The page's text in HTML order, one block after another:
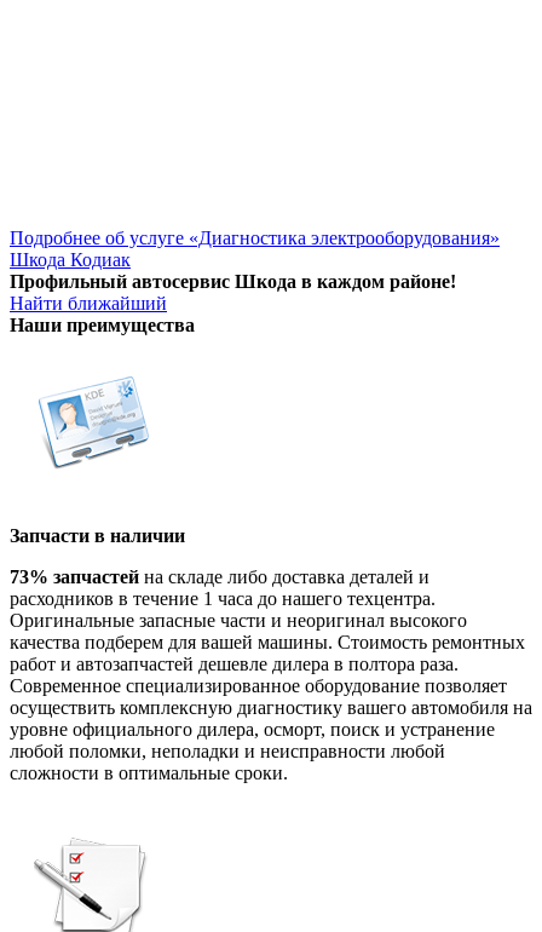
Подробнее об услуге «Диагностика электрооборудования»
Шкода Кодиак
Профильный автосервис Шкода в каждом районе!
Найти ближайший
Наши преимущества
Запчасти в наличии
73% запчастей на складе либо доставка деталей и
расходников в течение 1 часа до нашего техцентра.
Оригинальные запасные части и неоригинал высокого
качества подберем для вашей машины. Стоимость ремонтных
работ и автозапчастей дешевле дилера в полтора раза.
Современное специализированное оборудование позволяет
осуществить комплексную диагностику вашего автомобиля на
уровне официального дилера, осморт, поиск и устранение
любой поломки, неполадки и неисправности любой
сложности в оптимальные сроки.